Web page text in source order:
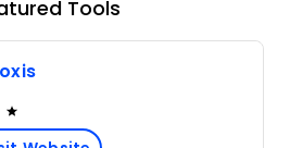
Tools